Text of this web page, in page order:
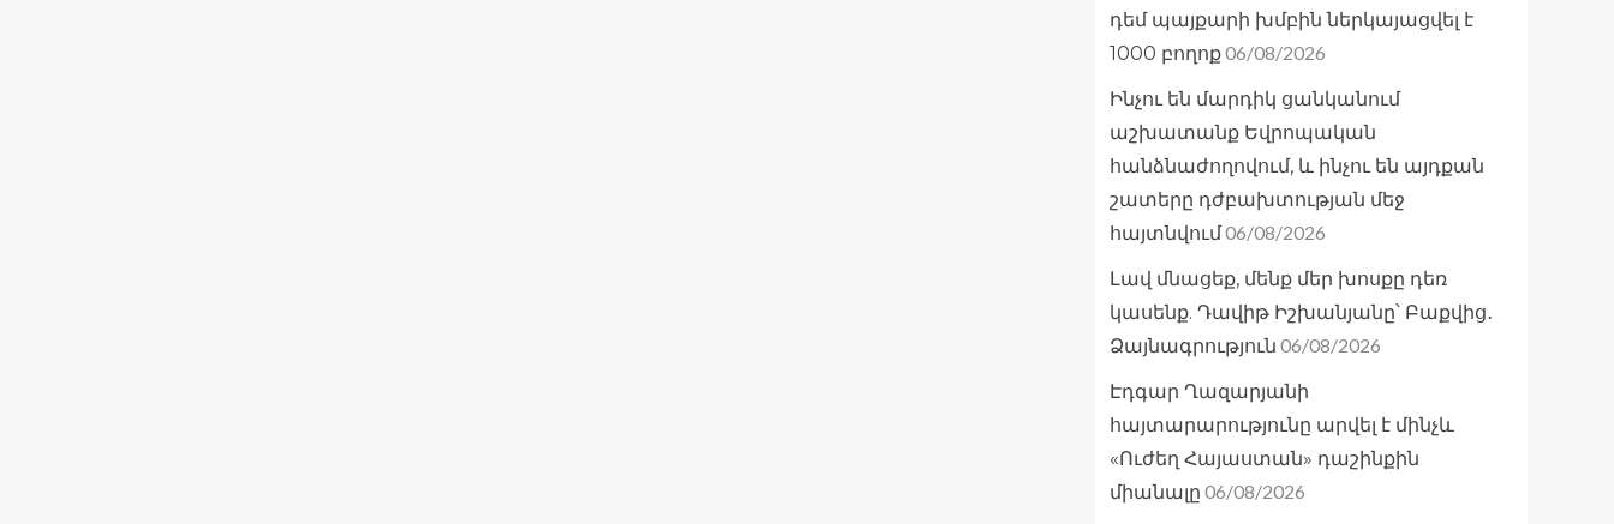
դեմ պայքարի խմբին ներկայացվել է
1000 բողոք06/08/2026
Ինչու են մարդիկ ցանկանում
աշխատանք Եվրոպական
հանձնաժողովում, և ինչու են այդքան
շատերը դժբախտության մեջ
հայտնվում06/08/2026
Լավ մնացեք, մենք մեր խոսքը դեռ
կասենք. Դավիթ Իշխանյանը՝ Բաքվից․
Ձայնագրություն 06/08/2026
Էդգար Ղազարյանի
հայտարարությունը արվել է մինչև
«Ուժեղ Հայաստան» դաշինքին
միանալը 06/08/2026